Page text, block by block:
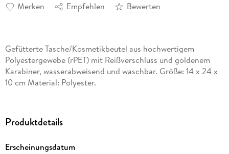
Merken Empfehlen Bewerten
Gefütterte Tasche/Kosmetikbeutel aus hochwertigem
Polyestergewebe (rPET) mit Reißverschluss und goldenem
Karabiner, wasserabweisend und waschbar. Größe: 14 x 24 x
10 cm Material: Polyester.
Produktdetails
Erscheinungsdatum